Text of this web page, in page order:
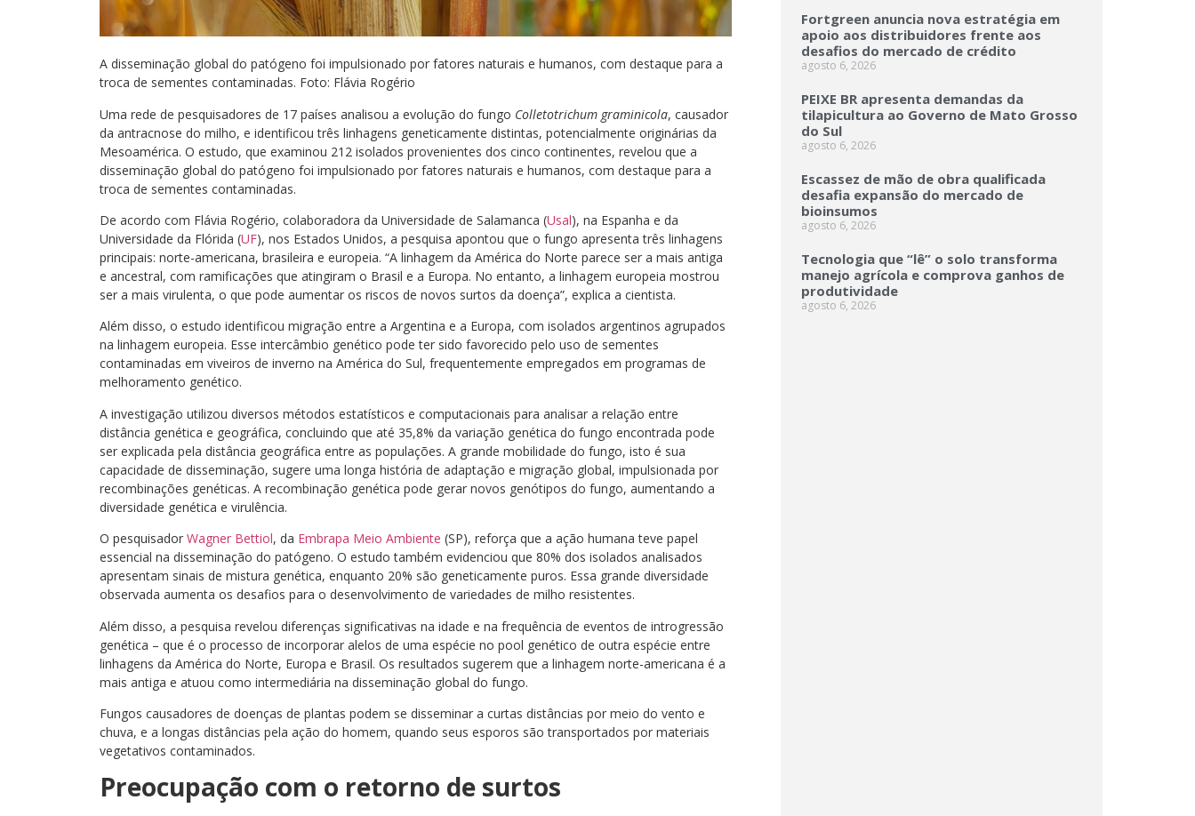
A disseminação global do patógeno foi impulsionado por fatores naturais e humanos, com destaque para a
troca de sementes contaminadas. Foto: Flávia Rogério
Uma rede de pesquisadores de 17 países analisou a evolução do fungo Colletotrichum graminicola, causador
da antracnose do milho, e identificou três linhagens geneticamente distintas, potencialmente originárias da
Mesoamérica. O estudo, que examinou 212 isolados provenientes dos cinco continentes, revelou que a
disseminação global do patógeno foi impulsionado por fatores naturais e humanos, com destaque para a
troca de sementes contaminadas.
De acordo com Flávia Rogério, colaboradora da Universidade de Salamanca (Usal), na Espanha e da
Universidade da Flórida (UF), nos Estados Unidos, a pesquisa apontou que o fungo apresenta três linhagens
principais: norte-americana, brasileira e europeia. “A linhagem da América do Norte parece ser a mais antiga
e ancestral, com ramificações que atingiram o Brasil e a Europa. No entanto, a linhagem europeia mostrou
ser a mais virulenta, o que pode aumentar os riscos de novos surtos da doença”, explica a cientista.
Além disso, o estudo identificou migração entre a Argentina e a Europa, com isolados argentinos agrupados
na linhagem europeia. Esse intercâmbio genético pode ter sido favorecido pelo uso de sementes
contaminadas em viveiros de inverno na América do Sul, frequentemente empregados em programas de
melhoramento genético.
A investigação utilizou diversos métodos estatísticos e computacionais para analisar a relação entre
distância genética e geográfica, concluindo que até 35,8% da variação genética do fungo encontrada pode
ser explicada pela distância geográfica entre as populações. A grande mobilidade do fungo, isto é sua
capacidade de disseminação, sugere uma longa história de adaptação e migração global, impulsionada por
recombinações genéticas. A recombinação genética pode gerar novos genótipos do fungo, aumentando a
diversidade genética e virulência.
O pesquisador Wagner Bettiol, da Embrapa Meio Ambiente (SP), reforça que a ação humana teve papel
essencial na disseminação do patógeno. O estudo também evidenciou que 80% dos isolados analisados
apresentam sinais de mistura genética, enquanto 20% são geneticamente puros. Essa grande diversidade
observada aumenta os desafios para o desenvolvimento de variedades de milho resistentes.
Além disso, a pesquisa revelou diferenças significativas na idade e na frequência de eventos de introgressão
genética – que é o processo de incorporar alelos de uma espécie no pool genético de outra espécie entre
linhagens da América do Norte, Europa e Brasil. Os resultados sugerem que a linhagem norte-americana é a
mais antiga e atuou como intermediária na disseminação global do fungo.
Fungos causadores de doenças de plantas podem se disseminar a curtas distâncias por meio do vento e
chuva, e a longas distâncias pela ação do homem, quando seus esporos são transportados por materiais
vegetativos contaminados.
Preocupação com o retorno de surtos
Fortgreen anuncia nova estratégia em
apoio aos distribuidores frente aos
desafios do mercado de crédito
agosto 6, 2026
PEIXE BR apresenta demandas da
tilapicultura ao Governo de Mato Grosso
do Sul
agosto 6, 2026
Escassez de mão de obra qualificada
desafia expansão do mercado de
bioinsumos
agosto 6, 2026
Tecnologia que “lê” o solo transforma
manejo agrícola e comprova ganhos de
produtividade
agosto 6, 2026